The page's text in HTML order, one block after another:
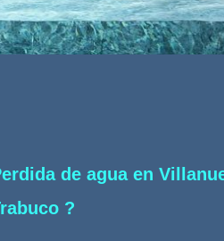
de agua en
?